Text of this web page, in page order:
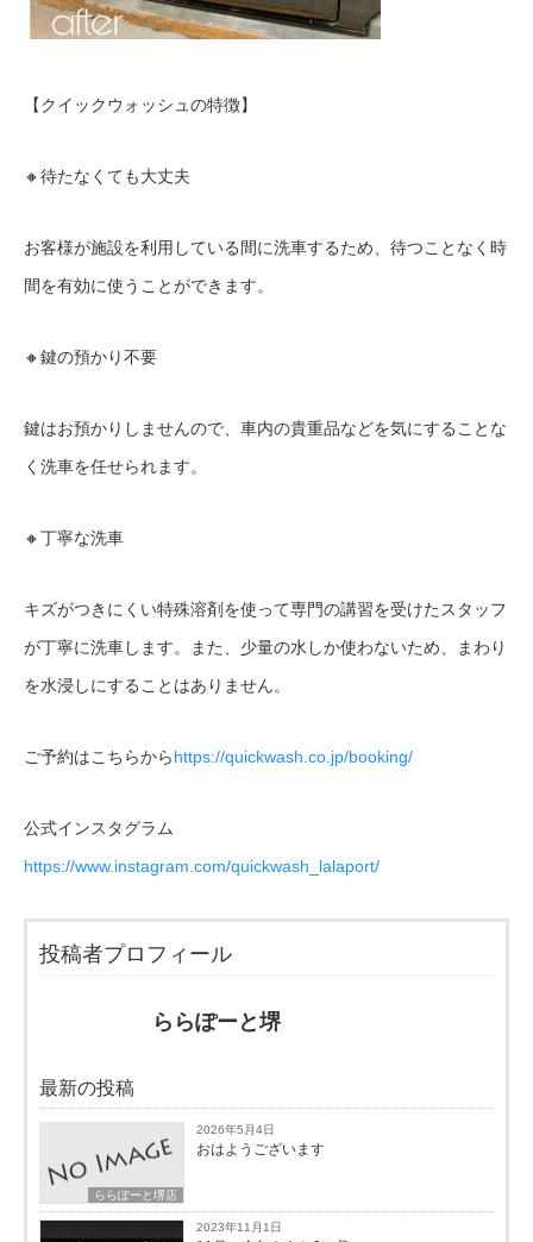
【クイックウォッシュの特徴】
🔸待たなくても大丈夫
お客様が施設を利用している間に洗車するため、待つことなく時
間を有効に使うことができます。
🔸鍵の預かり不要
鍵はお預かりしませんので、車内の貴重品などを気にすることな
く洗車を任せられます。
🔸丁寧な洗車
キズがつきにくい特殊溶剤を使って専門の講習を受けたスタッフ
が丁寧に洗車します。また、少量の水しか使わないため、まわり
を水浸しにすることはありません。
ご予約はこちらからhttps://quickwash.co.jp/booking/
公式インスタグラム
https://www.instagram.com/quickwash_lalaport/
投稿者プロフィール
ららぽーと堺
最新の投稿
ららぽーと堺店
2026年5月4日
おはようございます
2023年11月1日